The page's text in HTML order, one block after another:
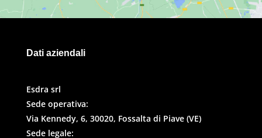
Dati aziendali
Esdra srl
Sede operativa:
Via Kennedy, 6, 30020, Fossalta di Piave (VE)
Sede legale: